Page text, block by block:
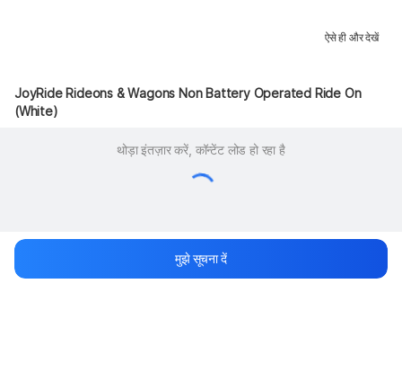
ऐसे ही और देखें
JoyRide Rideons & Wagons Non Battery Operated Ride On
(White)
थोड़ा इंतज़ार करें, कॉन्टेंट लोड हो रहा है
मुझे सूचना दें